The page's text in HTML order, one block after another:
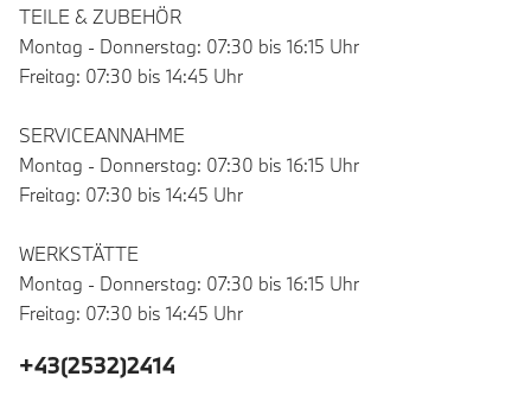
TEILE & ZUBEHÖR
Montag - Donnerstag: 07:30 bis 16:15 Uhr
Freitag: 07:30 bis 14:45 Uhr
SERVICEANNAHME
Montag - Donnerstag: 07:30 bis 16:15 Uhr
Freitag: 07:30 bis 14:45 Uhr
WERKSTÄTTE
Montag - Donnerstag: 07:30 bis 16:15 Uhr
Freitag: 07:30 bis 14:45 Uhr
+43(2532)2414